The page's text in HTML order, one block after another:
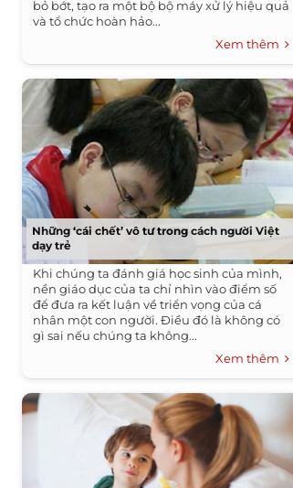
bỏ bớt, tạo ra một bộ bộ máy xử lý hiệu quả
và tổ chức hoàn hảo...
Xem thêm
Những ‘cái chết’ vô tư trong cách người Việt
dạy trẻ
Khi chúng ta đánh giá học sinh của mình,
nền giáo dục của ta chỉ nhìn vào điểm số
để đưa ra kết luận về triển vọng của cá
nhân một con người. Điều đó là không có
gì sai nếu chúng ta không...
Xem thêm